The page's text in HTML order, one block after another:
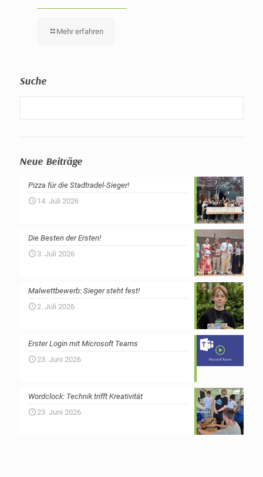
Mehr erfahren
Suche
Neue Beiträge
Pizza für die Stadtradel-Sieger!
14. Juli 2026
Die Besten der Ersten!
3. Juli 2026
Malwettbewerb: Sieger steht fest!
2. Juli 2026
Erster Login mit Microsoft Teams
23. Juni 2026
Wordclock: Technik trifft Kreativität
23. Juni 2026